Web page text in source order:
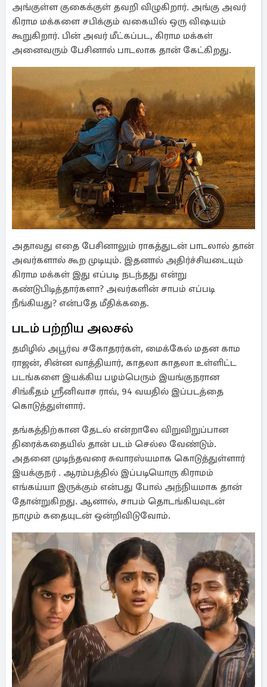
அங்குள்ள குகைக்குள் தவறி விழுகிறார். அங்கு அவர்
கிராம மக்களை சபிக்கும் வகையில் ஒரு விஷயம்
கூறுகிறார். பின் அவர் மீட்கப்பட, கிராம மக்கள்
அனைவரும் பேசினால் பாடலாக தான் கேட்கிறது.
அதாவது எதை பேசினாலும் ராகத்துடன் பாடலால் தான்
அவர்களால் கூற முடியும். இதனால் அதிர்ச்சியடையும்
கிராம மக்கள் இது எப்படி நடந்தது என்று
கண்டுபிடித்தார்களா? அவர்களின் சாபம் எப்படி
நீங்கியது? என்பதே மீதிக்கதை.
படம் பற்றிய அலசல்
தமிழில் அபூர்வ சகோதரர்கள், மைக்கேல் மதன காம
ராஜன், சின்ன வாத்தியார், காதலா காதலா உள்ளிட்ட
படங்களை இயக்கிய பழம்பெரும் இயங்குநரான
சிங்கீதம் ஸ்ரீனிவாச ராவ், 94 வயதில் இப்படத்தை
கொடுத்துள்ளார்.
தங்கத்திற்கான தேடல் என்றாலே விறுவிறுப்பான
திரைக்கதையில் தான் படம் செல்ல வேண்டும்.
அதனை முடிந்தவரை சுவாரஸ்யமாக கொடுத்துள்ளார்
இயக்குநர் . ஆரம்பத்தில் இப்படியொரு கிராமம்
எங்கய்யா இருக்கும் என்பது போல் அந்நியமாக தான்
தோன்றுகிறது. ஆனால், சாபம் தொடங்கியவுடன்
நாமும் கதையுடன் ஒன்றிவிடுவோம்.